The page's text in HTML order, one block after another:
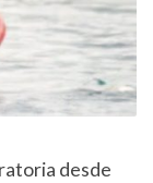
desde